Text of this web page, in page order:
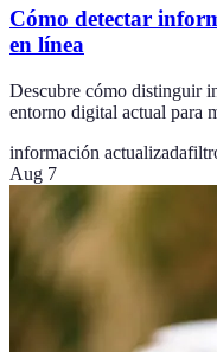
Cómo detectar
en línea
Descubre cómo distinguir
entorno digital actual para
información actualizada
Aug 7